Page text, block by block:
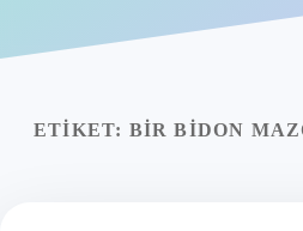
Yasal Uyarı
ETIKET: BIR BIDON